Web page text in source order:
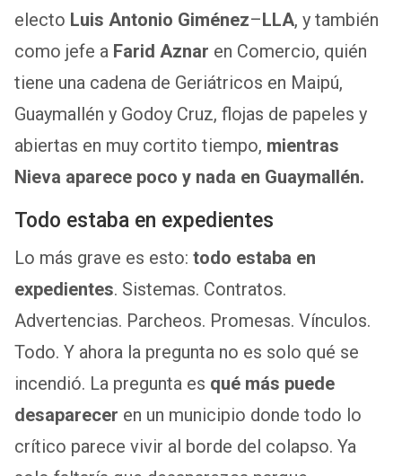
electo Luis Antonio Giménez–LLA, y también
como jefe a Farid Aznar en Comercio, quién
tiene una cadena de Geriátricos en Maipú,
Guaymallén y Godoy Cruz, flojas de papeles y
abiertas en muy cortito tiempo, mientras
Nieva aparece poco y nada en Guaymallén.
Todo estaba en expedientes
Lo más grave es esto: todo estaba en
expedientes. Sistemas. Contratos.
Advertencias. Parcheos. Promesas. Vínculos.
Todo. Y ahora la pregunta no es solo qué se
incendió. La pregunta es qué más puede
desaparecer en un municipio donde todo lo
crítico parece vivir al borde del colapso. Ya